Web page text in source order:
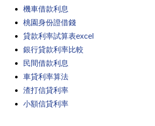
機車借款利息
桃園身份證借錢
貸款利率試算表excel
銀行貸款利率比較
民間借款利息
車貸利率算法
渣打信貸利率
小額信貸利率